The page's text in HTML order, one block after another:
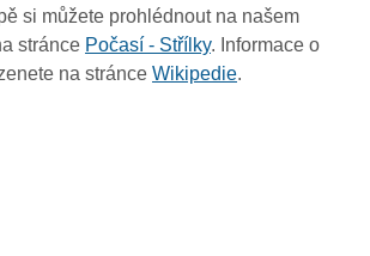
si můžete prohlédnout na našem
stránce Počasí - Střílky. Informace o
na stránce Wikipedie.